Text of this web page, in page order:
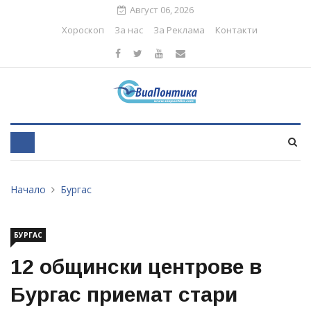
Август 06, 2026
Хороскоп
За нас За Реклама Контакти
Начало Бургас
БУРГАС
12 общински центрове в
Бургас приемат стари